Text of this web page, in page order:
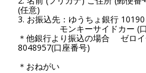
(任意)
3. お振込先：ゆうちょ銀行
モンキーサイドカー (口
＊他銀行より振込の場合 ゼロ
8048957(口座番号)
＊おねがい